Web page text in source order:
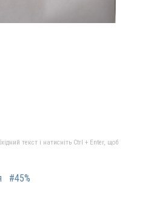
текст і натисніть Ctrl + Enter, щоб
#45%